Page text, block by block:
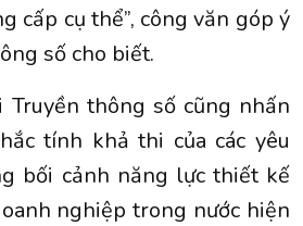
cấp cụ thể”, công văn góp ý
số cho biết.
Truyền thông số cũng nhấn
tính khả thi của các yêu
bối cảnh năng lực thiết kế
nghiệp trong nước hiện